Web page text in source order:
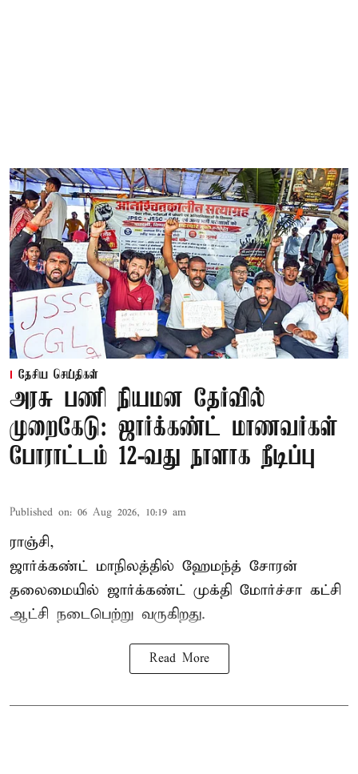
தேசிய செய்திகள்
அரசு பணி நியமன தேர்வில்
முறைகேடு: ஜார்க்கண்ட் மாணவர்கள்
போராட்டம் 12-வது நாளாக நீடிப்பு
Published on: 06 Aug 2026, 10:19 am
ராஞ்சி,
ஜார்க்கண்ட் மாநிலத்தில் ஹேமந்த் சோரன்
தலைமையில் ஜார்க்கண்ட் முக்தி மோர்ச்சா கட்சி
ஆட்சி நடைபெற்று வருகிறது.
Read More